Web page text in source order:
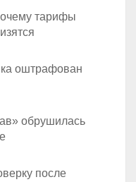
тарифы
оштрафован
обрушилась
после